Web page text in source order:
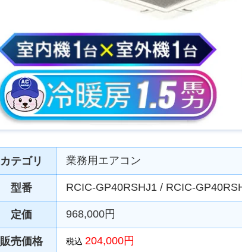
カテゴリ 業務用エアコン
型番 RCIC-GP40RSHJ1 / RCIC-
定価 968,000円
販売価格 税込 204,000円